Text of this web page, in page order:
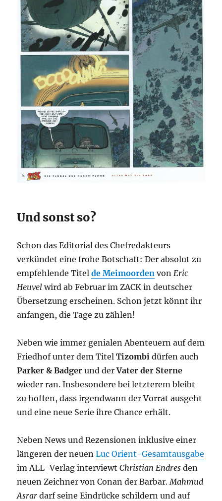
Und sonst so?
Schon das Editorial des Chefredakteurs
verkündet eine frohe Botschaft: Der absolut zu
empfehlende Titelde Meimoorden vonEric
Heuvelwird ab Februar im ZACK in deutscher
Übersetzung erscheinen. Schon jetzt könnt ihr
anfangen, die Tage zu zählen!
Neben wie immer genialen Abenteuern auf dem
Friedhof unter dem TitelTizombi dürfen auch
Parker & Badger und derVater der Sterne
wieder ran. Insbesondere bei letzterem bleibt
zu hoffen, dass irgendwann der Vorrat ausgeht
und eine neue Serie ihre Chance erhält.
Neben News und Rezensionen inklusive einer
längeren der neuenLuc Orient-Gesamtausgabe
im ALL-Verlag interviewtChristian Endres den
neuen Zeichner von Conan der Barbar.Mahmud
Asrar darf seine Eindrücke schildern und auf